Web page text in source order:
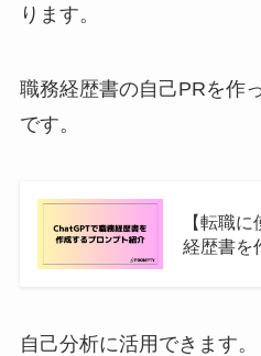
ります。
職務経歴書の自己PRを作
です。
【転職
経歴書を
自己分析に活用できます。